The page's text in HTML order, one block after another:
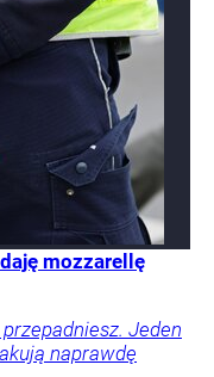
mozzarellę
Jeden
naprawdę